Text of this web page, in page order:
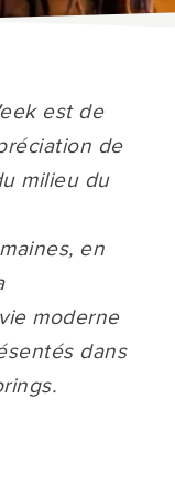
est de
de
milieu du
en
moderne
dans